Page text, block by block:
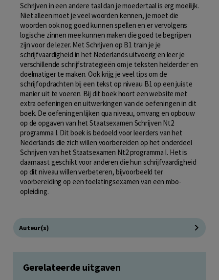
Schrijven in een andere taal dan je moedertaal is erg moeilijk.
Niet alleen moet je veel woorden kennen, je moet die
woorden ook nog goed kunnen spellen en er vervolgens
logische zinnen mee kunnen maken die goed te begrijpen
zijn voor de lezer. Met Schrijven op B1 train je je
schrijfvaardigheid in het Nederlands uitvoerig en leer je
verschillende schrijfstrategieën om je teksten helderder en
doelmatiger te maken. Ook krijg je veel tips om de
schrijfopdrachten bij een tekst op niveau B1 op een juiste
manier uit te voeren. Bij dit boek hoort een website met
extra oefeningen en uitwerkingen van de oefeningen in dit
boek. De oefeningen lijken qua niveau, omvang en opbouw
op de opgaven van het Staatsexamen Schrijven Nt2
programma I. Dit boek is bedoeld voor leerders van het
Nederlands die zich willen voorbereiden op het onderdeel
Schrijven van het Staatsexamen Nt2 programma I. Het is
daarnaast geschikt voor anderen die hun schrijfvaardigheid
op dit niveau willen verbeteren, bijvoorbeeld ter
voorbereiding op een toelatingsexamen van een mbo-
opleiding.
Auteur(s)
Gerelateerde uitgaven